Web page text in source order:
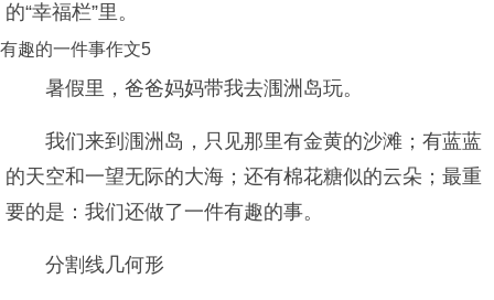
的“幸福栏”里。
有趣的一件事作文5
暑假里，爸爸妈妈带我去涠洲岛玩。
我们来到涠洲岛，只见那里有金黄的沙滩；有蓝蓝
的天空和一望无际的大海；还有棉花糖似的云朵；最重
要的是：我们还做了一件有趣的事。
分割线几何形